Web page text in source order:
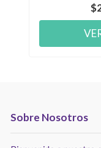
Sobre Nosotros